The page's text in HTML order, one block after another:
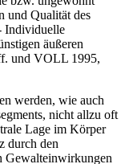
und Qualität des
Individuelle
äußeren
und VOLL 1995,
werden, wie auch
nicht allzu oft
Lage im Körper
durch den
Gewalteinwirkungen